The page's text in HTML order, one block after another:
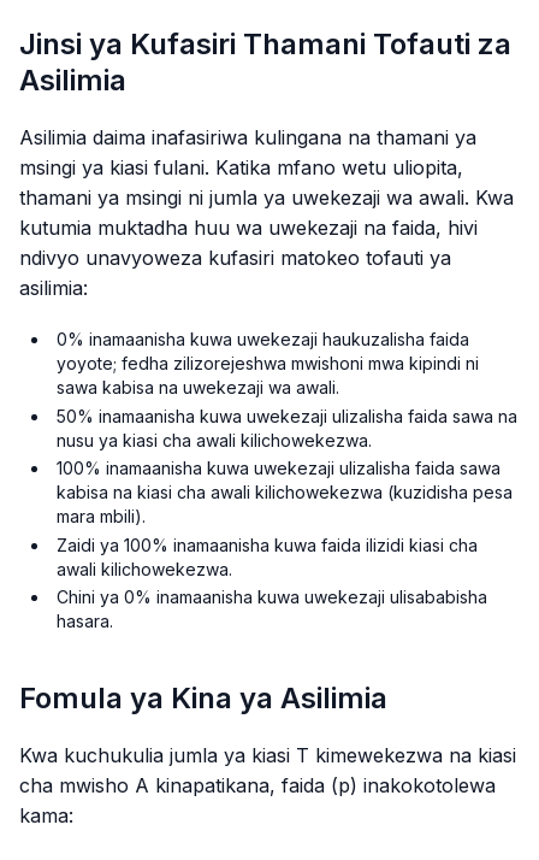
Jinsi ya Kufasiri Thamani Tofauti za
Asilimia
Asilimia daima inafasiriwa kulingana na thamani ya
msingi ya kiasi fulani. Katika mfano wetu uliopita,
thamani ya msingi ni jumla ya uwekezaji wa awali. Kwa
kutumia muktadha huu wa uwekezaji na faida, hivi
ndivyo unavyoweza kufasiri matokeo tofauti ya
asilimia:
0% inamaanisha kuwa uwekezaji haukuzalisha faida
yoyote; fedha zilizorejeshwa mwishoni mwa kipindi ni
sawa kabisa na uwekezaji wa awali.
50% inamaanisha kuwa uwekezaji ulizalisha faida sawa na
nusu ya kiasi cha awali kilichowekezwa.
100% inamaanisha kuwa uwekezaji ulizalisha faida sawa
kabisa na kiasi cha awali kilichowekezwa (kuzidisha pesa
mara mbili).
Zaidi ya 100% inamaanisha kuwa faida ilizidi kiasi cha
awali kilichowekezwa.
Chini ya 0% inamaanisha kuwa uwekezaji ulisababisha
hasara.
Fomula ya Kina ya Asilimia
Kwa kuchukulia jumla ya kiasi T kimewekezwa na kiasi
cha mwisho A kinapatikana, faida (p) inakokotolewa
kama: